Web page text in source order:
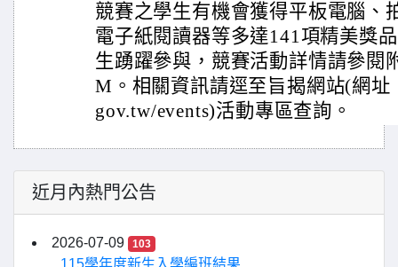
競賽之學生有機會獲得平板電腦、
電子紙閱讀器等多達141項精美獎
生踴躍參與，競賽活動詳情請參閱
M。相關資訊請逕至旨揭網站(網址
gov.tw/events)活動專區查詢。
近月內熱門公告
2026-07-09 103
115學年度新生入學編班結果